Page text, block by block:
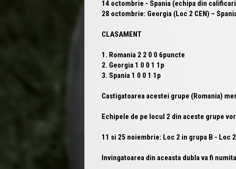
14 octombrie - Spania (echipa din
28 octombrie: Georgia (Loc 2 CEN) –
CLASAMENT
1. Romania 2 2 0 0 6puncte
2. Georgia 1 0 0 1 1p
3. Spania 1 0 0 1 1p
Castigatoarea acestei grupe (Romania)
Echipele de pe locul 2 din aceste grupe
11 si 25 noiembrie: Loc 2 in grupa B - Loc
Invingatoarea din aceasta dubla va fi numita